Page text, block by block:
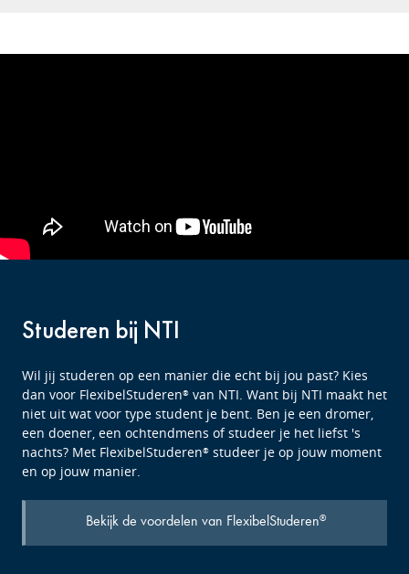
Studeren bij NTI
Wil jij studeren op een manier die echt bij jou past? Kies
dan voor FlexibelStuderen® van NTI. Want bij NTI maakt het
niet uit wat voor type student je bent. Ben je een dromer,
een doener, een ochtendmens of studeer je het liefst 's
nachts? Met FlexibelStuderen® studeer je op jouw moment
en op jouw manier.
Bekijk de voordelen van FlexibelStuderen®